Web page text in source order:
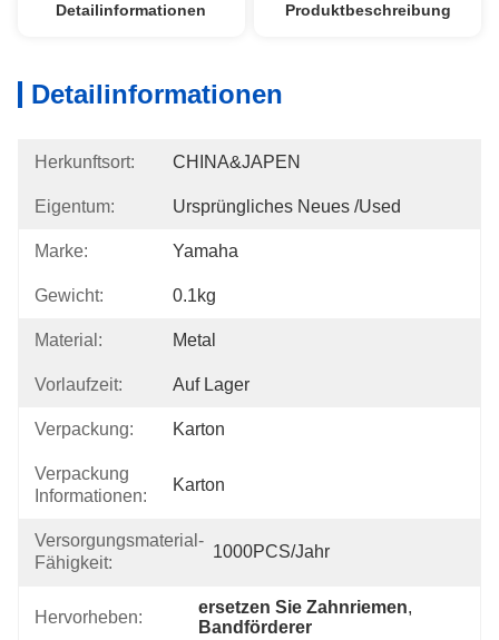
Detailinformationen Produktbeschreibung
Detailinformationen
Herkunftsort: CHINA&JAPEN
Eigentum: Ursprüngliches Neues /used
Marke: Yamaha
Gewicht: 0.1kg
Material: Metal
Vorlaufzeit: Auf Lager
Verpackung: Karton
Verpackung
Informationen:
Karton
Versorgungsmaterial-
Fähigkeit:
1000PCS/Jahr
Hervorheben:
ersetzen Sie Zahnriemen,
Bandförderer